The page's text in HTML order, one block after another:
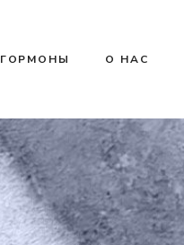
ГОРМОНЫ О НАС